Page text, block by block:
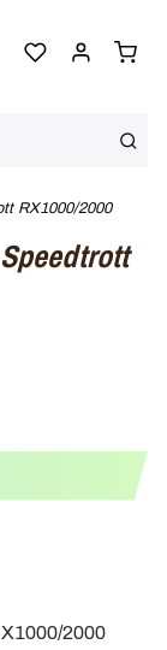
RX1000/2000
2000